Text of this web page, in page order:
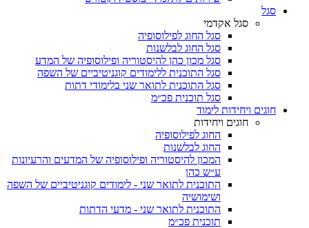
סגל
סגל אקדמי
סגל החוג לפילוסופיה
סגל החוג לבלשנות
סגל מכון כהן להיסטוריה ופילוסופיה של המדע
סגל התוכנית ללימודים קוגניטיביים של השפה
סגל התוכנית לתואר שני בלימודי דתות
סגל תוכנית פכ״מ
חוגים ויחידות לימוד
חוגים ויחידות
החוג לפילוסופיה
החוג לבלשנות
המכון להיסטוריה ופילוסופיה של המדעים והרעיונות
ע״ש כהן
התוכנית לתואר שני - לימודים קוגניטיביים של השפה
ושימושיה
התוכנית לתואר שני - מדעי הדתות
תוכנית פכ״מ